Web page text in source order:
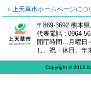
上天草市ホームページにつ
〒869-3692 熊本
代表電話 : 0964-
開庁時間…月曜日
し、祝・休日、年
Copyright © 2015